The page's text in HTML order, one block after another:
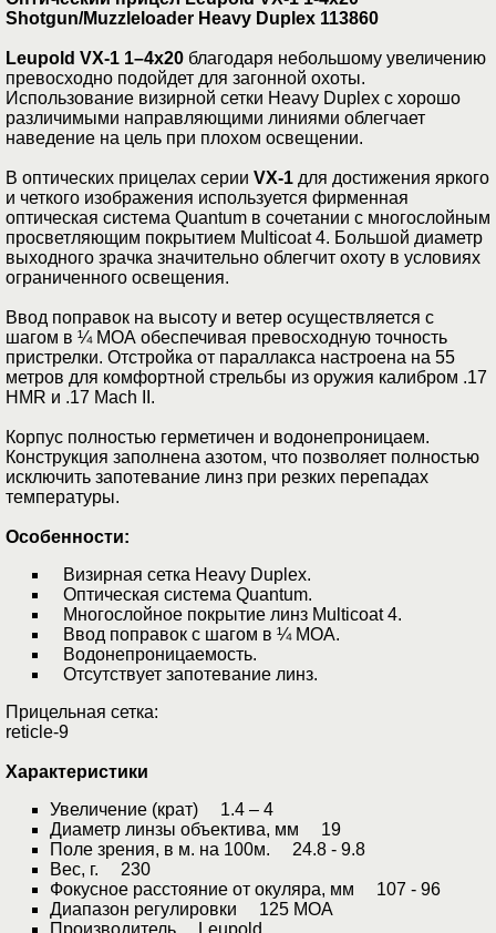
Shotgun/Muzzleloader Heavy Duplex 113860
Leupold VX-1 1–4x20 благодаря небольшому увеличению
превосходно подойдет для загонной охоты.
Использование визирной сетки Heavy Duplex с хорошо
различимыми направляющими линиями облегчает
наведение на цель при плохом освещении.
В оптических прицелах серии VX-1 для достижения яркого
и четкого изображения используется фирменная
оптическая система Quantum в сочетании с многослойным
просветляющим покрытием Multicoat 4. Большой диаметр
выходного зрачка значительно облегчит охоту в условиях
ограниченного освещения.
Ввод поправок на высоту и ветер осуществляется с
шагом в ¼ МОА обеспечивая превосходную точность
пристрелки. Отстройка от параллакса настроена на 55
метров для комфортной стрельбы из оружия калибром .17
HMR и .17 Mach II.
Корпус полностью герметичен и водонепроницаем.
Конструкция заполнена азотом, что позволяет полностью
исключить запотевание линз при резких перепадах
температуры.
Особенности:
Визирная сетка Heavy Duplex.
Оптическая система Quantum.
Многослойное покрытие линз Multicoat 4.
Ввод поправок с шагом в ¼ МОА.
Водонепроницаемость.
Отсутствует запотевание линз.
Прицельная сетка:
reticle-9
Характеристики
Увеличение (крат) 1.4 – 4
Диаметр линзы объектива, мм 19
Поле зрения, в м. на 100м. 24.8 - 9.8
Вес, г. 230
Фокусное расстояние от окуляра, мм 107 - 96
Диапазон регулировки 125 MOA